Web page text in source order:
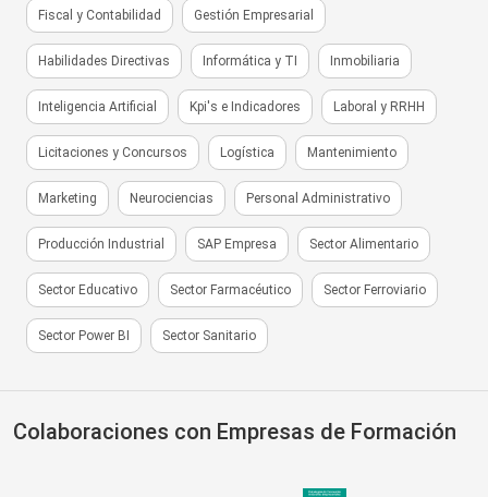
Fiscal y Contabilidad Gestión Empresarial
Habilidades Directivas Informática y TI Inmobiliaria
Inteligencia Artificial Kpi's e Indicadores Laboral y RRHH
Licitaciones y Concursos Logística Mantenimiento
Marketing Neurociencias Personal Administrativo
Producción Industrial SAP Empresa Sector Alimentario
Sector Educativo Sector Farmacéutico Sector Ferroviario
Sector Power BI Sector Sanitario
Colaboraciones con Empresas de Formación